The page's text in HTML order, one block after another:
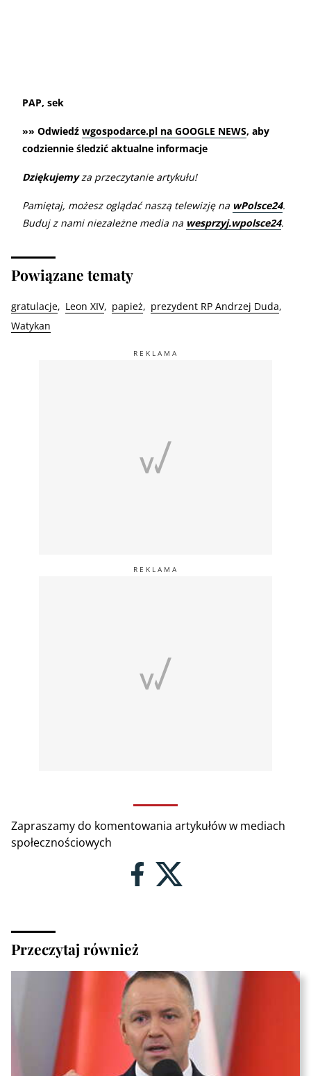
PAP, sek
»» Odwiedź wgospodarce.pl na GOOGLE NEWS, aby
codziennie śledzić aktualne informacje
Dziękujemyza przeczytanie artykułu!
Pamiętaj, możesz oglądać naszą telewizję na wPolsce24.
Buduj z nami niezależne media na wesprzyj.wpolsce24.
Powiązane tematy
gratulacje Leon XIV papież
prezydent RP Andrzej Duda
Watykan
Zapraszamy do komentowania artykułów w mediach
społecznościowych
Przeczytaj również